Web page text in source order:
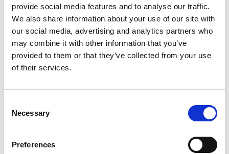
provide social media features and to analyse our traffic.
We also share information about your use of our site with
our social media, advertising and analytics partners who
may combine it with other information that you’ve
provided to them or that they’ve collected from your use
of their services.
Selection
Necessary
Preferences
€300,00 €328,49 HT
Afficher le produit
€1.242,00 €1.572,01 HT
Afficher le produit